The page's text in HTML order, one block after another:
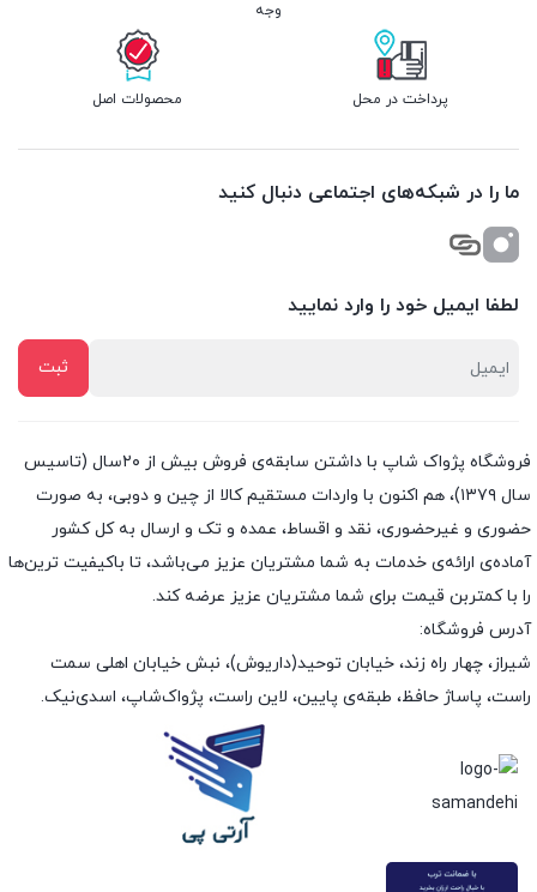
وجه
پرداخت در محل محصولات اصل
ما را در شبکه‌های اجتماعی دنبال کنید
لطفا ایمیل خود را وارد نمایید
فروشگاه پژواک شاپ با داشتن سابقه‌ی فروش بیش از ۲۰سال (تاسیس
سال ۱۳۷۹)، هم اکنون با واردات مستقیم کالا از چین و دوبی، به صورت
حضوری و غیرحضوری، نقد و اقساط، عمده و تک و ارسال به کل کشور
آماده‌ی ارائه‌ی خدمات به شما مشتریان عزیز می‌باشد، تا باکیفیت ترین‌ها
را با کمتربن قیمت برای شما مشتریان عزیز عرضه کند.
آدرس فروشگاه:
شیراز، چهار راه زند، خیابان توحید(داریوش)، نبش خیابان اهلی سمت
راست، پاساژ حافظ، طبقه‌ی پایین، لاین راست، پژواک‌شاپ، اسدی‌نیک.